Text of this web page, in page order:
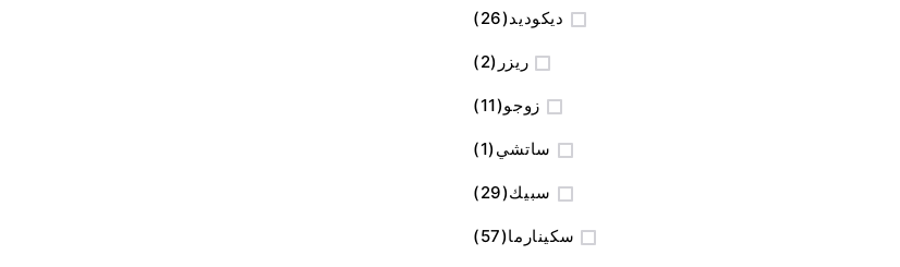
ديكوديد 26
المنتج
ريزر 2
المنتج
زوجو 11
المنتج
ساتشي 1
منتج
سبيك 29
المنتج
سكينارما 57
المنتج